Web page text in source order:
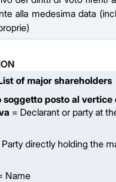
alla medesima data
of major shareholders
posto al vertice
= Declarant or party at
Party directly holding the
Name